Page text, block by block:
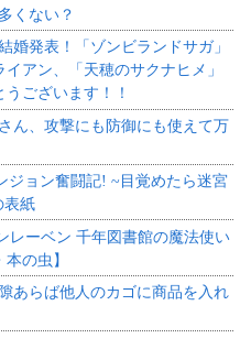
くない？
婚発表！「ゾンビランドサガ」
アン、「天穂のサクナヒメ」
ございます！！
ん、攻撃にも防御にも使えて万
ジョン奮闘記! ~目覚めたら迷宮
表紙
レーベン 千年図書館の魔法使い
の虫】
あらば他人のカゴに商品を入れ